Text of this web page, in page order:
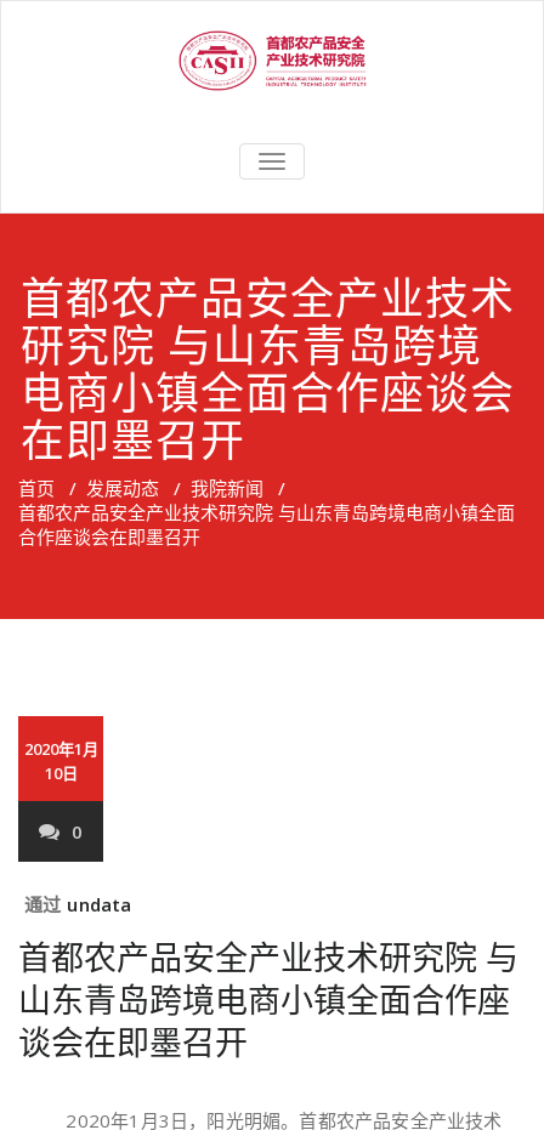
首都农产品安
全产业技术研
聚焦农产品安全应用研究，助力
TOGGLE
NAVIGATION
首都农产品安全产业技术
研究院 与山东青岛跨境
电商小镇全面合作座谈会
在即墨召开
首页 / 发展动态 / 我院新闻 /
首都农产品安全产业技术研究院 与山东青岛跨境电商小镇全面
合作座谈会在即墨召开
2020年1月
10日
0
通过 undata
首都农产品安全产业技术研究院 与
山东青岛跨境电商小镇全面合作座
谈会在即墨召开
2020年1月3日，阳光明媚。首都农产品安全产业技术